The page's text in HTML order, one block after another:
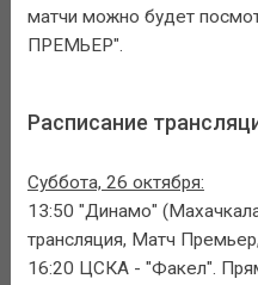
матчи можно будет
ПРЕМЬЕР".
Расписание
Суббота, 26 октября:
13:50 "Динамо"
трансляция, Матч
16:20 ЦСКА - "Факел".